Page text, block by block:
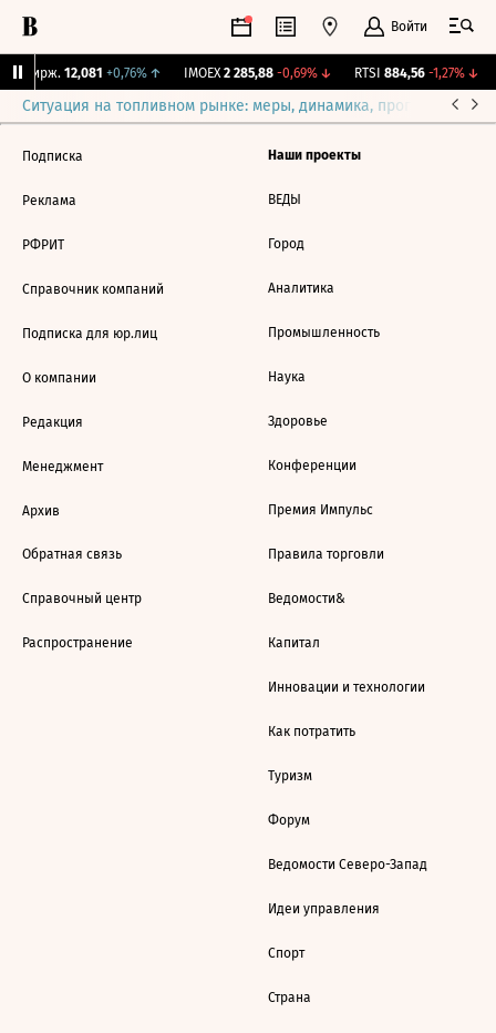
Войти
Бирж. 12,081 +0,76%↑ IMOEX 2 285,88 -0,69%↓ RTSI 884,56 -1,27%↓
Ситуация на топливном рынке: меры, динамика, прогнозы
Подписка
Реклама
РФРИТ
Справочник компаний
Подписка для юр.лиц
О компании
Редакция
Менеджмент
Архив
Обратная связь
Справочный центр
Распространение
Наши проекты
ВЕДЫ
Город
Аналитика
Промышленность
Наука
Здоровье
Конференции
Премия Импульс
Правила торговли
Ведомости&
Капитал
Инновации и технологии
Как потратить
Туризм
Форум
Ведомости Северо-Запад
Идеи управления
Спорт
Страна